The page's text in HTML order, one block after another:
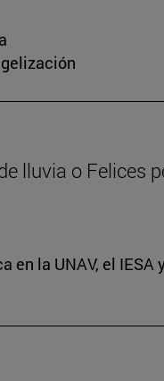
lluvia o Felices
en la UNAV, el IESA